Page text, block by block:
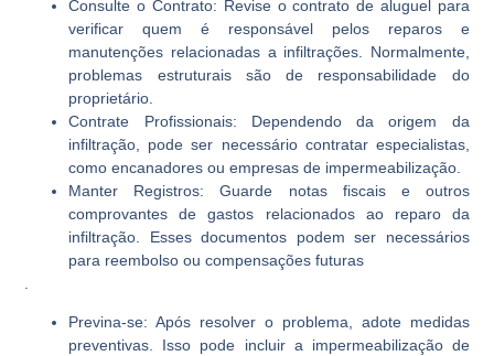
Consulte o Contrato: Revise o contrato de aluguel para
verificar quem é responsável pelos reparos e
manutenções relacionadas a infiltrações. Normalmente,
problemas estruturais são de responsabilidade do
proprietário.
Contrate Profissionais: Dependendo da origem da
infiltração, pode ser necessário contratar especialistas,
como encanadores ou empresas de impermeabilização.
Manter Registros: Guarde notas fiscais e outros
comprovantes de gastos relacionados ao reparo da
infiltração. Esses documentos podem ser necessários
para reembolso ou compensações futuras
Previna-se: Após resolver o problema, adote medidas
preventivas. Isso pode incluir a impermeabilização de